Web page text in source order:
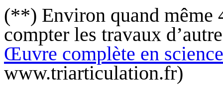
(**) Environ quand même
compter les travaux
Œuvre complète en
www.triarticulation.fr)